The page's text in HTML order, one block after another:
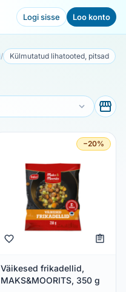
Logi sisse Loo konto
/ Külmutatud lihatooted, pitsad
−20%
Väikesed frikadellid,
MAKS&MOORITS, 350 g